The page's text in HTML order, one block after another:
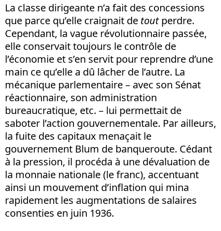
La classe dirigeante n’a fait des concessions
que parce qu’elle craignait de toutperdre.
Cependant, la vague révolutionnaire passée,
elle conservait toujours le contrôle de
l’économie et s’en servit pour reprendre d’une
main ce qu’elle a dû lâcher de l’autre. La
mécanique parlementaire – avec son Sénat
réactionnaire, son administration
bureaucratique, etc. – lui permettait de
saboter l’action gouvernementale. Par ailleurs,
la fuite des capitaux menaçait le
gouvernement Blum de banqueroute. Cédant
à la pression, il procéda à une dévaluation de
la monnaie nationale (le franc), accentuant
ainsi un mouvement d’inflation qui mina
rapidement les augmentations de salaires
consenties en juin 1936.